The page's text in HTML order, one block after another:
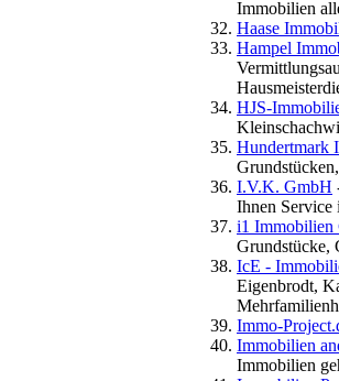
Immobilien
Haase
Hampel
HJS-
Hundertmark
I.V.K. GmbH
Ihnen
i1 Immobilien
Grundstücke,
IcE -
Eigenbrodt,
Immo-
Immobilien
Immobilien